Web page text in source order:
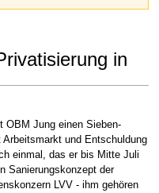
in
OBM Jung einen Sieben-
und Entschuldung
einmal, das er bis Mitte Juli
Sanierungskonzept der
LVV - ihm gehören